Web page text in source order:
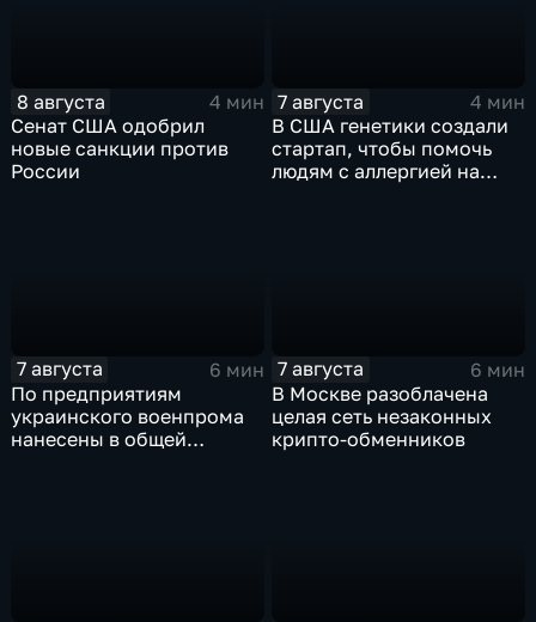
8 августа
4 мин
Сенат США одобрил
новые санкции против
России
7 августа
4 мин
В США генетики создали
стартап, чтобы помочь
людям с аллергией на
7 августа
6 мин
По предприятиям
украинского военпрома
нанесены в общей
7 августа
6 мин
В Москве разоблачена
целая сеть незаконных
крипто-обменников